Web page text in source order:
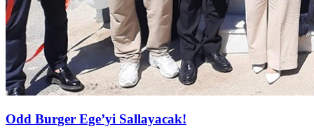
Odd Burger Ege’yi Sallayacak!